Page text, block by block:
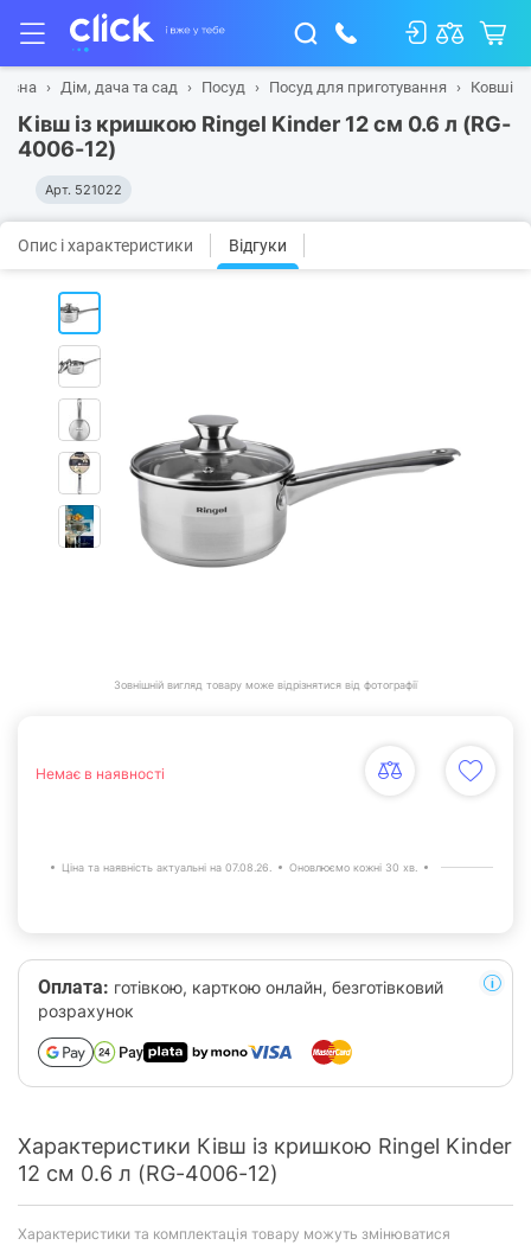
Дім, дача та сад Посуд Посуд для приготування Ковші
Ківш із кришкою Ringel Kinder 12 см 0.6 л (RG-
4006-12)
Арт. 521022
Опис і характеристики Відгуки
Зовнішній вигляд товару може відрізнятися від фотографії
Немає в наявності
Ціна та наявність актуальні на 07.08.26. Оновлюємо кожні 30 хв.
Оплата: готівкою, карткою онлайн, безготівковий
розрахунок
Характеристики Ківш із кришкою Ringel Kinder
12 см 0.6 л (RG-4006-12)
Характеристики та комплектація товару можуть змінюватися